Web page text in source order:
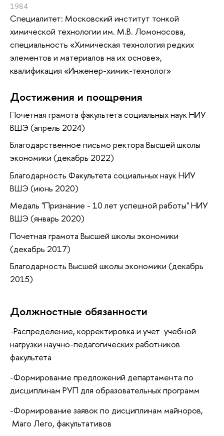
1984
Специалитет: Московский институт тонкой
химической технологии им. М.В. Ломоносова,
специальность «Химическая технология редких
элементов и материалов на их основе»,
квалификация «Инженер-химик-технолог»
Достижения и поощрения
Почетная грамота факультета социальных наук НИУ
ВШЭ (апрель 2024)
Благодарственное письмо ректора Высшей школы
экономики (декабрь 2022)
Благодарность Факультета социальных наук НИУ
ВШЭ (июнь 2020)
Медаль "Признание - 10 лет успешной работы" НИУ
ВШЭ (январь 2020)
Почетная грамота Высшей школы экономики
(декабрь 2017)
Благодарность Высшей школы экономики (декабрь
2015)
Должностные обязанности
-Распределение, корректировка и учет учебной
нагрузки научно-педагогических работников
факультета
-Формирование предложений департамента по
дисциплинам РУП для образовательных программ
-Формирование заявок по дисциплинам майноров,
Маго Лего, факультативов